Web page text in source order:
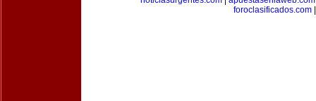
foroclasificados.com|